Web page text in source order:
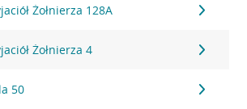
Żołnierza 128A
Żołnierza 4
50